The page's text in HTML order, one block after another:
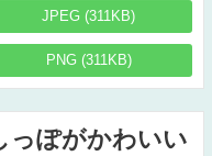
JPEG (311KB)
PNG (311KB)
っぽがかわいい